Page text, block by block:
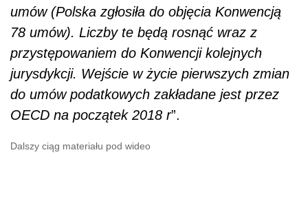
umów (Polska zgłosiła do objęcia Konwencją
78 umów). Liczby te będą rosnąć wraz z
przystępowaniem do Konwencji kolejnych
jurysdykcji. Wejście w życie pierwszych zmian
do umów podatkowych zakładane jest przez
OECD na początek 2018 r”.
Dalszy ciąg materiału pod wideo